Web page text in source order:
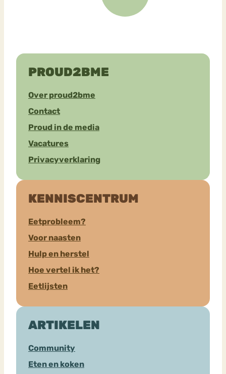
PROUD2BME
Over proud2bme
Contact
Proud in de media
Vacatures
Privacyverklaring
KENNISCENTRUM
Eetprobleem?
Voor naasten
Hulp en herstel
Hoe vertel ik het?
Eetlijsten
ARTIKELEN
Community
Eten en koken